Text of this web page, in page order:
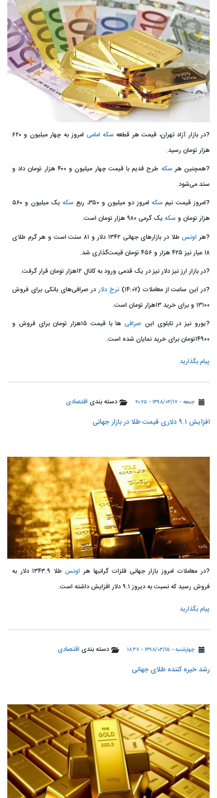
?در بازار آزاد تهران، قیمت هر قطعه سکه امامی
امروز به چهار میلیون و ۶۲۰
هزار تومان رسید.
?همچنین هر سکه
طرح قدیم با قیمت چهار میلیون و ۴۰۰ هزار تومان داد و
ستد می‌شود.
?امروز قیمت نیم سکهامروز دو میلیون و ۳۵۰، ربع سکه
یک میلیون و ۵۶۰
هزار تومان و سکهیک گرمی ۹۸۰ هزار تومان است.
?هراونس
طلا در بازارهای جهانی ۱۳۴۲ دلار و ۸۱ سنت است و هر گرم طلای
۱۸ عیار نیز ۴۲۵ هزار و ۴۵۶ تومان قیمت‌گذاری شد.
?در بازار ارز نیز دلار نیز در یک قدمی ورود به کانال ۱۲هزار تومان قرار گرفت.
?در این ساعت از معاملات (۱۴:۰۷)
نرخ دلاردر صرافی‌های بانکی برای فروش
۱۳۱۰۰ و برای خرید ۱۳هزار تومان است.
?یورو نیز در تابلوی این صرافی
‌ها با قیمت ۱۵هزار تومان برای فروش و
۱۴۹۰۰تومان برای خرید نمایان شده است.
پیام بگذارید
جمعه - ۱۳۹۸/۰۳/۱۷ - ۲۰:۲۵ دسته بندی اقتصادی
️افزایش ۹.۱ دلاری قیمت طلا در بازار جهانی
?در معاملات امروز بازار جهانی فلزات گرانبها هر اونس
طلا ۱۳۴۳.۹ دلار به
فروش رسید که نسبت به دیروز ۹.۱ دلار افزایش داشته است.
پیام بگذارید
چهارشنبه - ۱۳۹۸/۰۳/۱۵ - ۱۸:۴۷ دسته بندی اقتصادی
️رشد خیره کننده طلای جهانی